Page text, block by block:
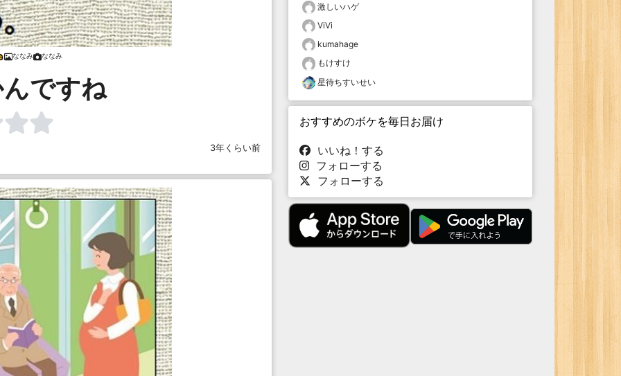
ななみ ななみ
ですね
3年くらい前
激しいハゲ
ViVi
kumahage
もけすけ
星待ちすいせい
おすすめのボケを毎日お届け
いいね！する
フォローする
フォローする